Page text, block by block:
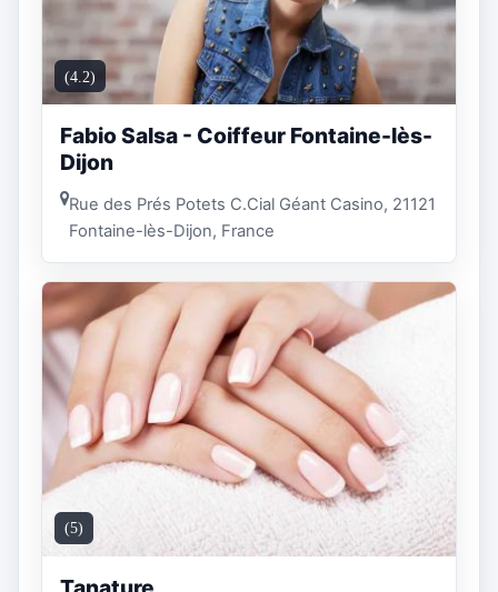
(4.2)
Fabio Salsa - Coiffeur Fontaine-lès-
Dijon
Rue des Prés Potets C.Cial Géant Casino, 21121
Fontaine-lès-Dijon, France
(5)